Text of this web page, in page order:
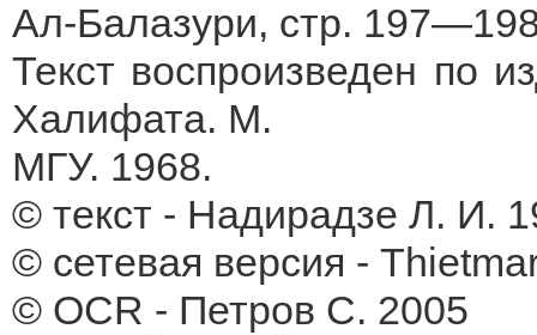
Ал-Балазури, стр.
Текст воспроизведен по
Халифата. М.
МГУ. 1968.
© текст - Надирадзе Л. И.
© сетевая версия -
© OCR - Петров С. 2005